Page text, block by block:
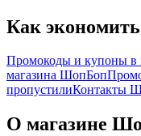
Как
Промокоды и купоны в
магазина ШопБоп
пропустилиКонтакты
О магазине